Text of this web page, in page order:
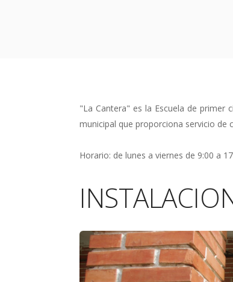
"La Cantera" es la Escuela de primer
municipal que proporciona servicio de
Horario: de lunes a viernes de 9:00 a